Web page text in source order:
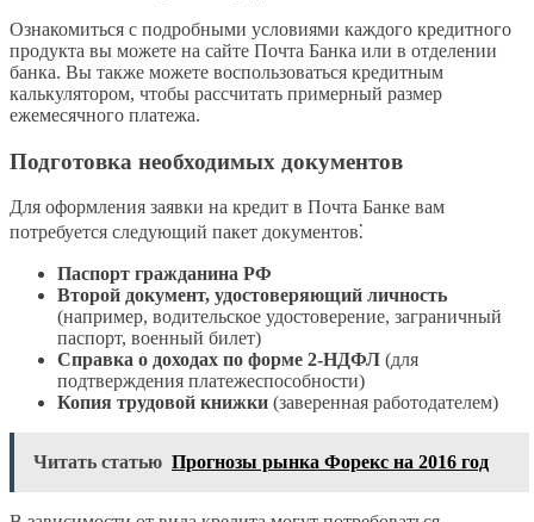
Ознакомиться с подробными условиями каждого кредитного
продукта вы можете на сайте Почта Банка или в отделении
банка. Вы также можете воспользоваться кредитным
калькулятором, чтобы рассчитать примерный размер
ежемесячного платежа.
Подготовка необходимых документов
Для оформления заявки на кредит в Почта Банке вам
потребуется следующий пакет документов⁚
Паспорт гражданина РФ
Второй документ, удостоверяющий личность
(например, водительское удостоверение, заграничный
паспорт, военный билет)
Справка о доходах по форме 2-НДФЛ (для
подтверждения платежеспособности)
Копия трудовой книжки (заверенная работодателем)
Читать статью Прогнозы рынка Форекс на 2016 год